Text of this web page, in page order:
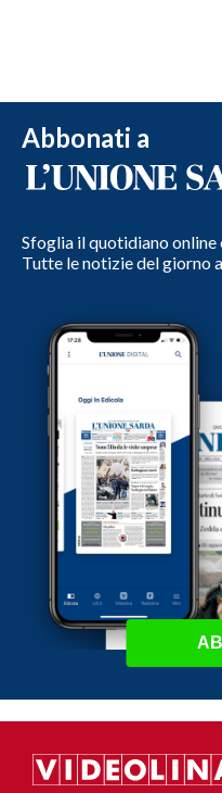
Abbonati a
Sfoglia il quotidiano online
Tutte le notizie del giorno